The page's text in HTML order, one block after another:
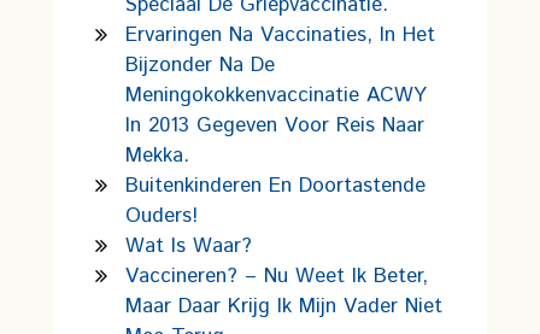
Ervaringen Na Vaccinaties, In Het
Bijzonder Na De
Meningokokkenvaccinatie ACWY
In 2013 Gegeven Voor Reis Naar
Mekka.
Buitenkinderen En Doortastende
Ouders!
Wat Is Waar?
Vaccineren? – Nu Weet Ik Beter,
Maar Daar Krijg Ik Mijn Vader Niet